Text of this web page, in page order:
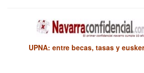
UPNA: entre becas, tasas y